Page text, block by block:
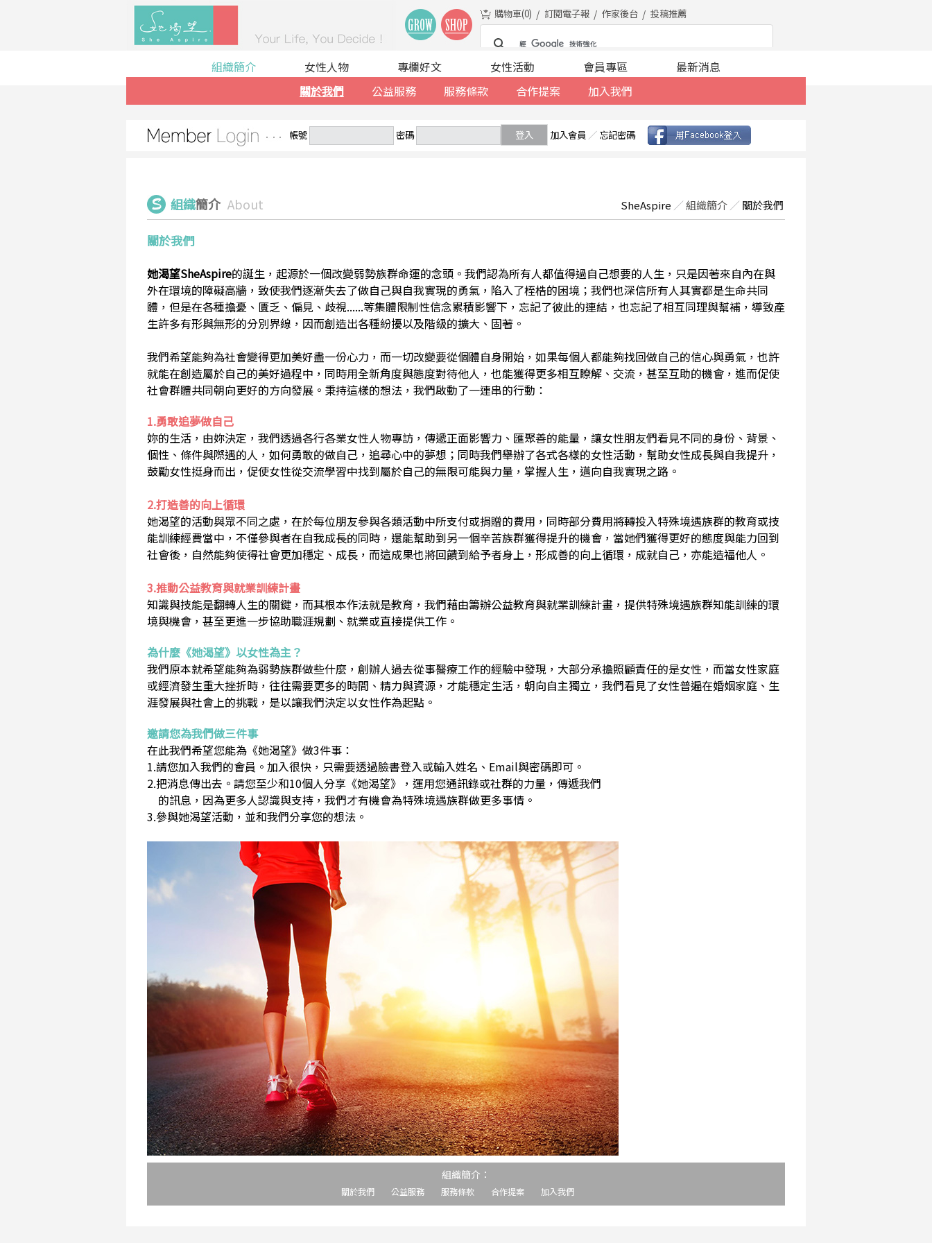
購物車(0) 訂閱電子報 作家後台 投稿推薦
組織簡介
關於我們
公益服務 服務條款 合作提案 加入我們
女性人物 專欄好文 女性活動 會員專區 最新消息
帳號 密碼 登入 加入會員 ／ 忘記密碼
組織簡介 About SheAspire ／組織簡介 ／ 關於我們
關於我們
她渴望SheAspire的誕生，起源於一個改變弱勢族群命運的念頭。我們認為所有人都值得過自己想要的人生，只是因著來自內在與
外在環境的障礙高牆，致使我們逐漸失去了做自己與自我實現的勇氣，陷入了桎梏的困境；我們也深信所有人其實都是生命共同
體，但是在各種擔憂、匱乏、偏見、歧視......等集體限制性信念累積影響下，忘記了彼此的連結，也忘記了相互同理與幫補，導致產
生許多有形與無形的分別界線，因而創造出各種紛擾以及階級的擴大、固著。
我們希望能夠為社會變得更加美好盡一份心力，而一切改變要從個體自身開始，如果每個人都能夠找回做自己的信心與勇氣，也許
就能在創造屬於自己的美好過程中，同時用全新角度與態度對待他人，也能獲得更多相互瞭解、交流，甚至互助的機會，進而促使
社會群體共同朝向更好的方向發展。秉持這樣的想法，我們啟動了一連串的行動：
1.勇敢追夢做自己
妳的生活，由妳決定，我們透過各行各業女性人物專訪，傳遞正面影響力、匯聚善的能量，讓女性朋友們看見不同的身份、背景、
個性、條件與際遇的人，如何勇敢的做自己，追尋心中的夢想；同時我們舉辦了各式各樣的女性活動，幫助女性成長與自我提升，
鼓勵女性挺身而出，促使女性從交流學習中找到屬於自己的無限可能與力量，掌握人生，邁向自我實現之路。
2.打造善的向上循環
她渴望的活動與眾不同之處，在於每位朋友參與各類活動中所支付或捐贈的費用，同時部分費用將轉投入特殊境遇族群的教育或技
能訓練經費當中，不僅參與者在自我成長的同時，還能幫助到另一個辛苦族群獲得提升的機會，當她們獲得更好的態度與能力回到
社會後，自然能夠使得社會更加穩定、成長，而這成果也將回饋到給予者身上，形成善的向上循環，成就自己，亦能造福他人。
3.推動公益教育與就業訓練計畫
知識與技能是翻轉人生的關鍵，而其根本作法就是教育，我們藉由籌辦公益教育與就業訓練計畫，提供特殊境遇族群知能訓練的環
境與機會，甚至更進一步協助職涯規劃、就業或直接提供工作。
為什麼《她渴望》以女性為主？
我們原本就希望能夠為弱勢族群做些什麼，創辦人過去從事醫療工作的經驗中發現，大部分承擔照顧責任的是女性，而當女性家庭
或經濟發生重大挫折時，往往需要更多的時間、精力與資源，才能穩定生活，朝向自主獨立，我們看見了女性普遍在婚姻家庭、生
涯發展與社會上的挑戰，是以讓我們決定以女性作為起點。
邀請您為我們做三件事
在此我們希望您能為《她渴望》做3件事：
1.請您加入我們的會員。加入很快，只需要透過臉書登入或輸入姓名、Email與密碼即可。
2.把消息傳出去。請您至少和10個人分享《她渴望》，運用您通訊錄或社群的力量，傳遞我們
的訊息，因為更多人認識與支持，我們才有機會為特殊境遇族群做更多事情。
3.參與她渴望活動，並和我們分享您的想法。
組織簡介：
關於我們 公益服務 服務條款 合作提案 加入我們